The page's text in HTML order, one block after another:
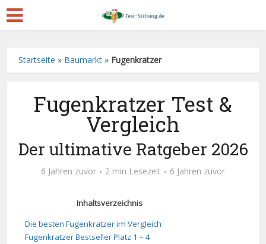
Startseite » Baumarkt » Fugenkratzer
Fugenkratzer Test &
Vergleich
Der ultimative Ratgeber 2026
6 Jahren zuvor 2 min Lesezeit 6 Jahren zuvor
Inhaltsverzeichnis
Die besten Fugenkratzer im Vergleich
Fugenkratzer Bestseller Platz 1 – 4